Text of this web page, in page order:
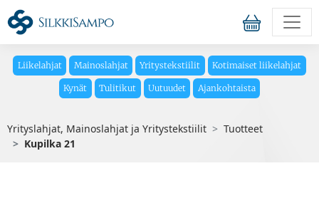
Liikelahjat Mainoslahjat Yritystekstiilit Kotimaiset liikelahjat
Kynät Tulitikut Uutuudet Ajankohtaista
Yrityslahjat, Mainoslahjat ja Yritystekstiilit
Tuotteet
Kupilka 21